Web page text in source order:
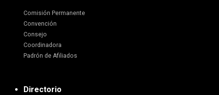
Comisión Permanente
Convención
Consejo
Coordinadora
Padrón de Afiliados
Directorio